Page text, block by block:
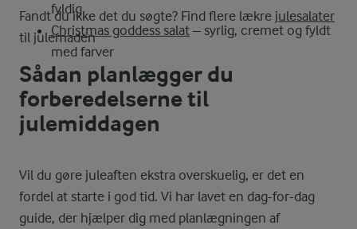
fyldig
Christmas goddess salat – syrlig, cremet og fyldt
med farver
Fandt du ikke det du søgte? Find flere lækre julesalater
til julemaden
Sådan planlægger du
forberedelserne til
julemiddagen
Vil du gøre juleaften ekstra overskuelig, er det en
fordel at starte i god tid. Vi har lavet en dag-for-dag
guide, der hjælper dig med planlægningen af